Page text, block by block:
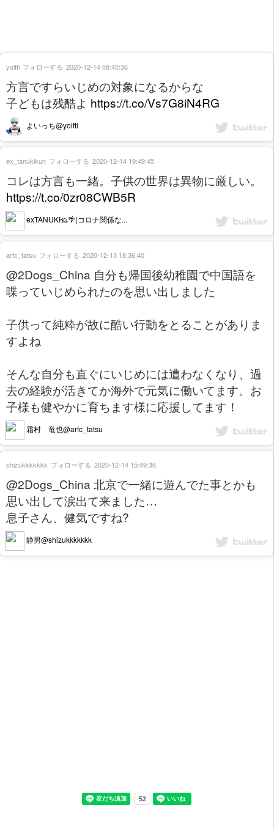
方言ですらいじめの対象になるからな
子どもは残酷よ https://t.co/Vs7G8iN4RG
よいっち@yoitti
yoitti フォローする 2020-12-14 08:40:36
コレは方言も一緒。子供の世界は異物に厳しい。
https://t.co/0zr08CWB5R
exTANUKI🦡🌴(コロナ関係な...
ex_tanukikun フォローする 2020-12-14 19:49:45
@2Dogs_China 自分も帰国後幼稚園で中国語を
喋っていじめられたのを思い出しました
子供って純粋が故に酷い行動をとることがありま
すよね
そんな自分も直ぐにいじめには遭わなくなり、過
去の経験が活きてか海外で元気に働いてます。お
子様も健やかに育ちます様に応援してます！
霜村 竜也@arfc_tatsu
arfc_tatsu フォローする 2020-12-13 18:36:40
@2Dogs_China 北京で一緒に遊んでた事とかも
思い出して涙出て来ました…
息子さん、健気ですね?
静男@shizukkkkkkk
shizukkkkkkk フォローする 2020-12-14 15:49:36